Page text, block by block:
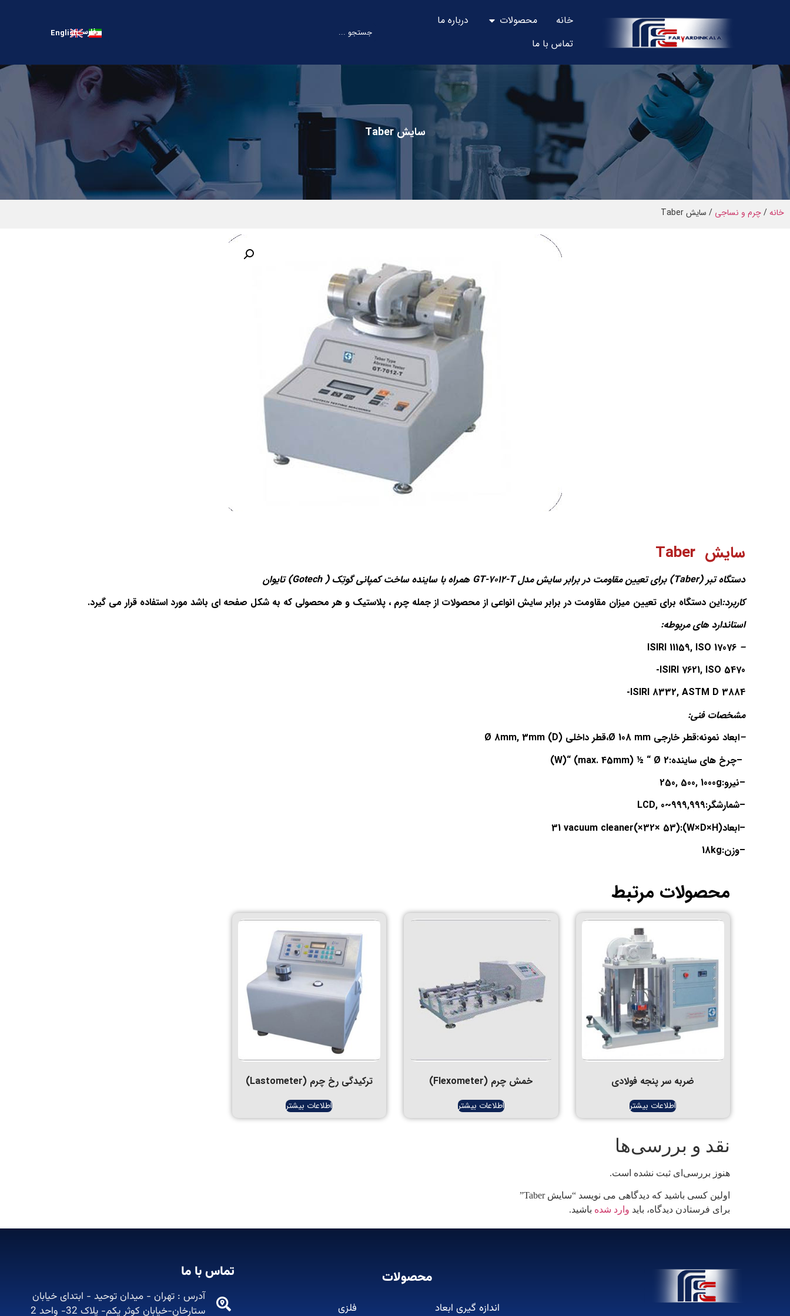
خانه محصولات
درباره ما
تماس با ما
فارسیEnglish
سایش Taber
خانه/چرم و نساجی / سایش Taber
سایش Taber
دستگاه تبر(Taber) براي تعيين مقاومت در برابر سايش مدلGT-7012-T همراه با ساینده ساخت کمپانی گوتِک)
(Gotechتایوان
کاربرد:این دستگاه برای تعیین میزان مقاومت در برابر سایش انواعی از محصولات از جمله چرم ، پلاستیک و هر محصولی که به شکل صفحه ای باشد مورد استفاده قرار می گیرد.
استاندارد های مربوطه:
–
ISIRI 11159, ISO 17076
-ISIRI 7621, ISO 5470
-ISIRI 8332, ASTM D 3884
مشخصات فنی:
–ابعاد نمونه:قطر خارجیØ 108 mm،قطر داخلیØ 8mm, 3mm (D)
–چرخ های ساینده:Ø 2
“
(max. 45mm) ½
“
(W)
–نیرو:250, 500, 1000g
–شمارشگر:LCD, 0~999,999
–ابعاد(W×D×H
)
53):
×
32
×
31 vacuum cleaner(
–وزن:18kg
محصولات مرتبط
ضربه سر پنجه فولادی
اطلاعات بیشتر
خمش چرم (Flexometer)
اطلاعات بیشتر
ترکیدگی رخ چرم (Lastometer)
اطلاعات بیشتر
نقد و بررسی‌ها
هنوز بررسی‌ای ثبت نشده است.
اولین کسی باشید که دیدگاهی می نویسد “سایش Taber”
برای فرستادن دیدگاه، باید وارد شده باشید.
محصولات
اندازه گیری ابعاد فلزی
آدرس : تهران - میدان توحید - ابتدای خیابان
ستارخان-خیابان کوثر یکم- پلاک 32- واحد 2
تماس با ما